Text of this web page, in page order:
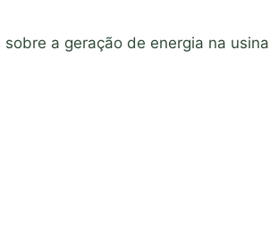
a geração de energia na usina